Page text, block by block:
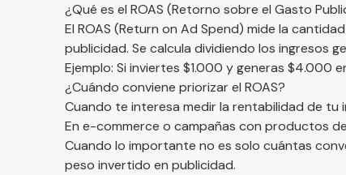
¿Qué es el ROAS (Retorno sobre el Gasto
El ROAS (Return on Ad Spend) mide la
publicidad. Se calcula dividiendo los ingresos
Ejemplo: Si inviertes $1.000 y generas $4.000
¿Cuándo conviene priorizar el ROAS?
Cuando te interesa medir la rentabilidad de tu
En e-commerce o campañas con productos
Cuando lo importante no es solo cuántas
peso invertido en publicidad.